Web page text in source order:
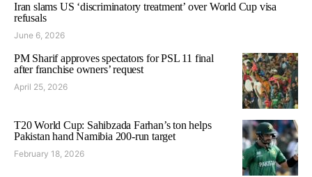
Iran slams US ‘discriminatory treatment’ over World Cup visa
refusals
June 6, 2026
PM Sharif approves spectators for PSL 11 final
after franchise owners’ request
April 25, 2026
T20 World Cup: Sahibzada Farhan’s ton helps
Pakistan hand Namibia 200-run target
February 18, 2026